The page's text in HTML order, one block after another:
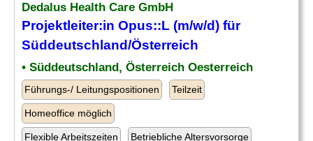
Dedalus Health Care GmbH
Projektleiter:in Opus::L (m/w/d) für
Süddeutschland/Österreich
• Süddeutschland, Österreich Oesterreich
Führungs-/ Leitungspositionen Teilzeit
Homeoffice möglich
Flexible Arbeitszeiten Betriebliche Altersvorsorge